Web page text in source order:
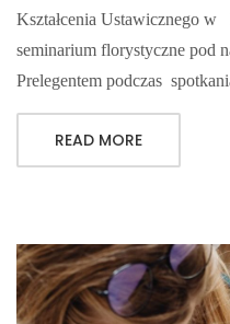
Kształcenia Ustawicznego
seminarium florystyczne pod
Prelegentem podczas
READ MORE